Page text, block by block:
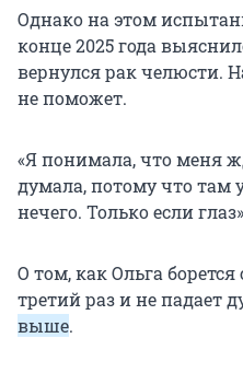
Однако на этом
конце 2025 года
вернулся рак челюсти.
не поможет.
«Я понимала, что меня
думала, потому что там
нечего. Только если
О том, как Ольга
третий раз и не падает
выше.